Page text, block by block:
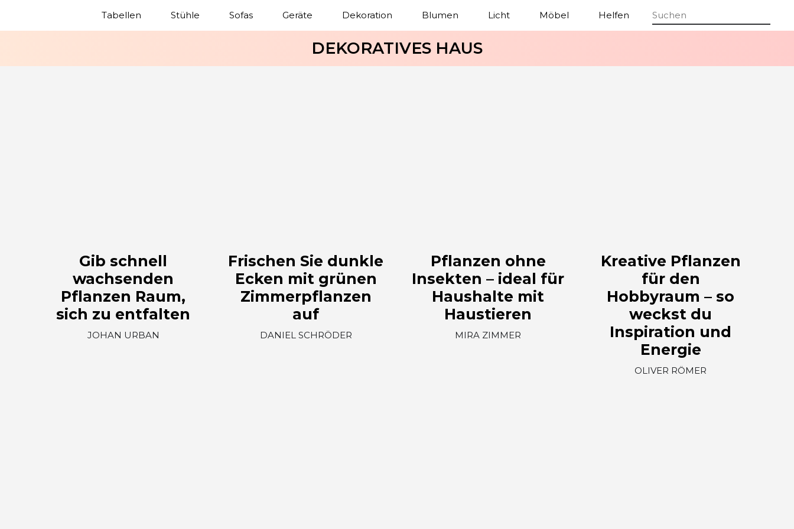
Tabellen Stühle Sofas Geräte Dekoration Blumen Licht Möbel Helfen Tischler
DEKORATIVES HAUS
Gib schnell
wachsenden
Pflanzen Raum,
sich zu entfalten
JOHAN URBAN
Frischen Sie dunkle
Ecken mit grünen
Zimmerpflanzen
auf
DANIEL SCHRÖDER
Pflanzen ohne
Insekten – ideal für
Haushalte mit
Haustieren
MIRA ZIMMER
Kreative Pflanzen
für den
Hobbyraum – so
weckst du
Inspiration und
Energie
OLIVER RÖMER